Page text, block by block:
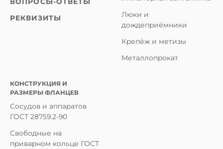
РЕКВИЗИТЫ
Люки и
дождеприёмники
Крепёж и метизы
Металлопрокат
КОНСТРУКЦИЯ И
РАЗМЕРЫ ФЛАНЦЕВ
Сосудов и аппаратов
ГОСТ 28759.2-90
Свободные на
приварном кольце ГОСТ